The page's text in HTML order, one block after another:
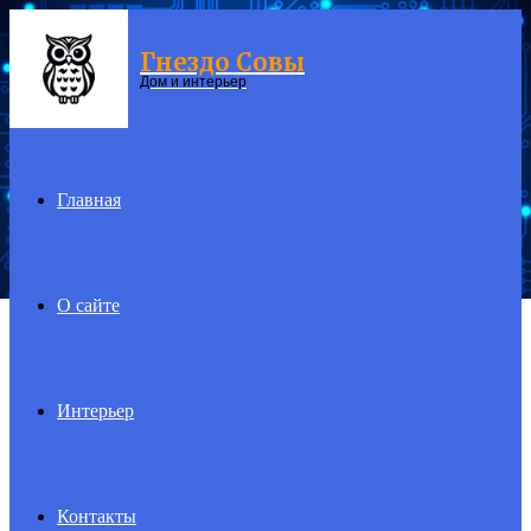
Menu Гнездо Совы
Дом и интерьер
Главная
О сайте
Интерьер
Контакты